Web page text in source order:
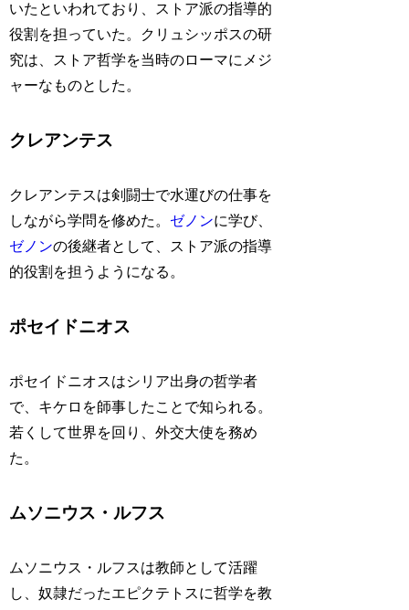
いたといわれており、ストア派の指導的
役割を担っていた。クリュシッポスの研
究は、ストア哲学を当時のローマにメジ
ャーなものとした。
クレアンテス
クレアンテスは剣闘士で水運びの仕事を
しながら学問を修めた。 ゼノンに学び、
ゼノンの後継者として、ストア派の指導
的役割を担うようになる。
ポセイドニオス
ポセイドニオスはシリア出身の哲学者
で、キケロを師事したことで知られる。
若くして世界を回り、外交大使を務め
た。
ムソニウス・ルフス
ムソニウス・ルフスは教師として活躍
し、奴隷だったエピクテトスに哲学を教